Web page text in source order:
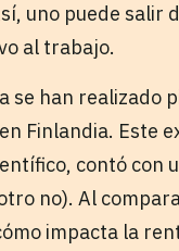
uno puede salir
al trabajo.
se han realizado
Finlandia. Este
contó con
no). Al
impacta la